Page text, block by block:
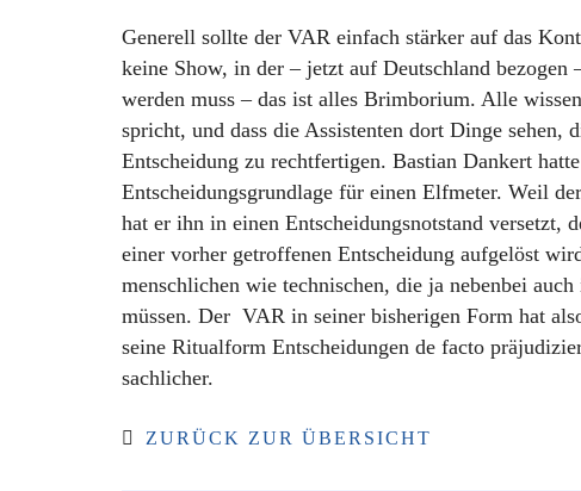
Generell sollte der VAR einfach stärker auf das
keine Show, in der – jetzt auf Deutschland
werden muss – das ist alles Brimborium. Alle
spricht, und dass die Assistenten dort Dinge sehen,
Entscheidung zu rechtfertigen. Bastian Dankert
Entscheidungsgrundlage für einen Elfmeter. Weil
hat er ihn in einen Entscheidungsnotstand
einer vorher getroffenen Entscheidung aufgelöst
menschlichen wie technischen, die ja nebenbei
müssen. Der VAR in seiner bisherigen Form hat
seine Ritualform Entscheidungen de facto
sachlicher.
ZURÜCK ZUR ÜBERSICHT